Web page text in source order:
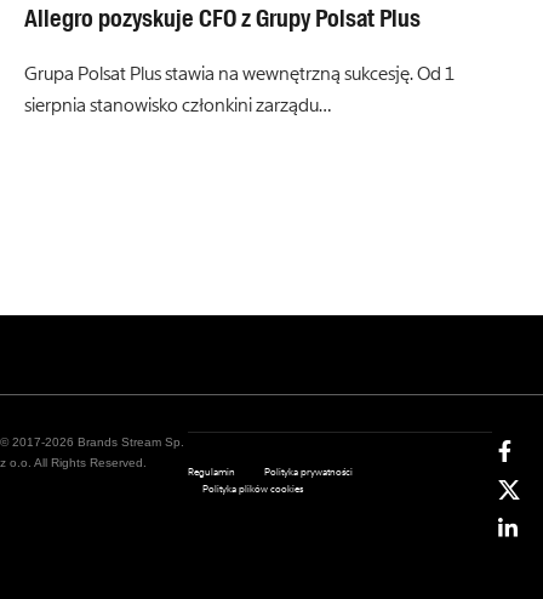
Allegro pozyskuje CFO z Grupy Polsat Plus
Grupa Polsat Plus stawia na wewnętrzną sukcesję. Od 1
sierpnia stanowisko członkini zarządu…
© 2017-2026 Brands Stream Sp.
z o.o. All Rights Reserved.
Regulamin
Polityka prywatności
Polityka plików cookies